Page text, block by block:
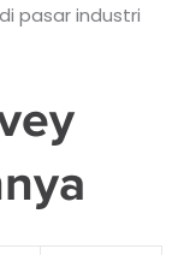
pasar industri